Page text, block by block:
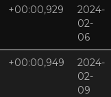
+00:00,929
2024-
02-
06
+00:00,949
2024-
02-
09